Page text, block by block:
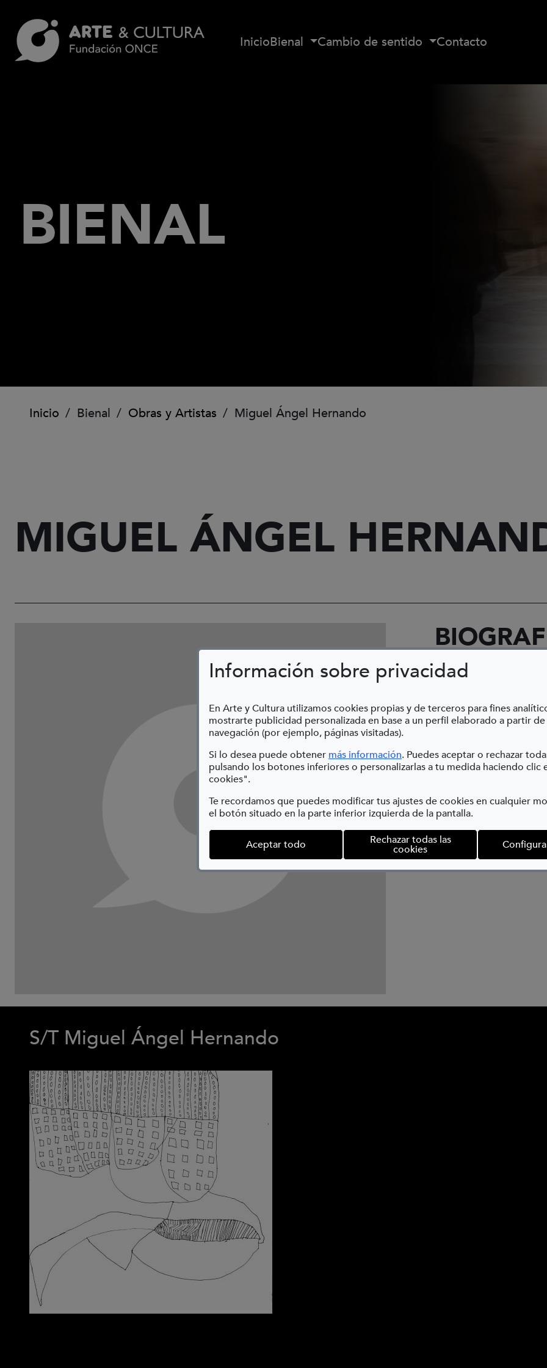
Información sobre privacidad
En Arte y Cultura utilizamos cookies propias y de terceros para fines
mostrarte publicidad personalizada en base a un perfil elaborado a partir
navegación (por ejemplo, páginas visitadas).
Si lo desea puede obtener más información(Abre en nueva ventana)
. Puedes aceptar o rechazar
pulsando los botones inferiores o personalizarlas a tu medida haciendo clic
cookies".
Te recordamos que puedes modificar tus ajustes de cookies en cualquier
el botón situado en la parte inferior izquierda de la pantalla.
Aceptar todo Rechazar todas las
cookies
InicioBienal Cambio de sentido Contacto
BIENAL
Ruta de navegación
Inicio Bienal Obras y Artistas Miguel Ángel Hernando
MIGUEL ÁNGEL
Madrid
1965
S/T Miguel Ángel Hernando